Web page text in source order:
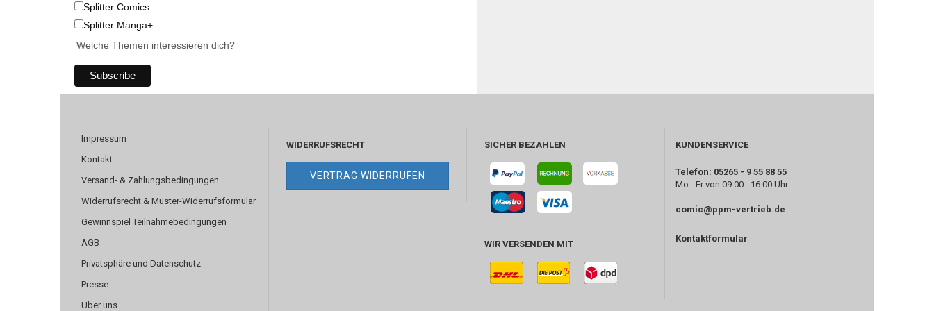
Splitter Comics
Splitter Manga+
Welche Themen interessieren dich?
Impressum
Kontakt
Versand- & Zahlungsbedingungen
Widerrufsrecht & Muster-Widerrufsformular
Gewinnspiel Teilnahmebedingungen
AGB
Privatsphäre und Datenschutz
Presse
Über uns
WIDERRUFSRECHT
VERTRAG WIDERRUFEN
SICHER BEZAHLEN
WIR VERSENDEN MIT
KUNDENSERVICE
Telefon: 05265 - 9 55 88 55
Mo - Fr von 09:00 - 16:00 Uhr
comic@ppm-vertrieb.de
Kontaktformular